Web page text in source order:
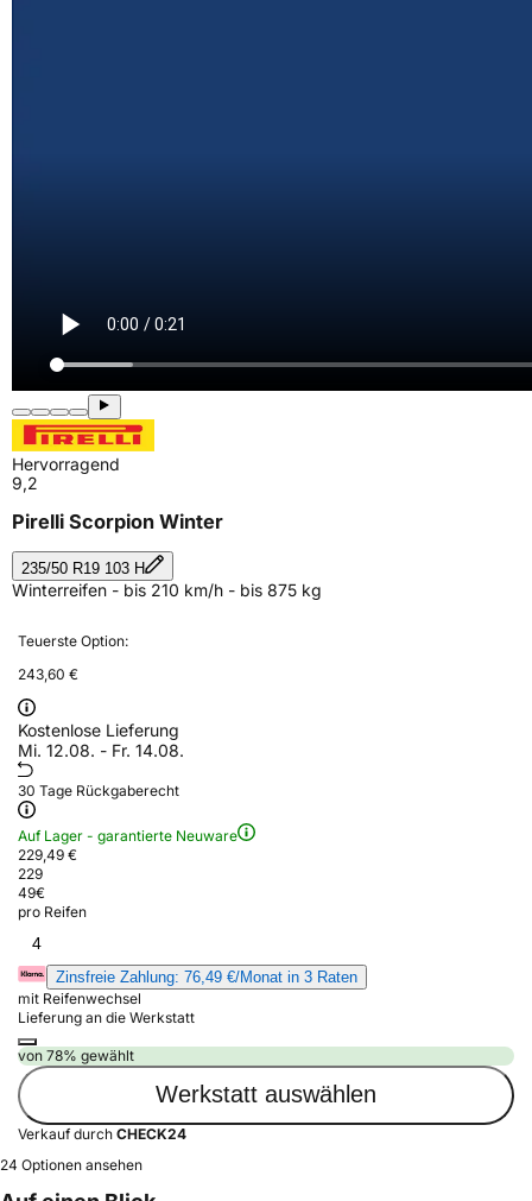
Hervorragend
9,2
Pirelli Scorpion Winter
235/50 R19 103 H
Winterreifen - bis 210 km/h - bis 875 kg
Teuerste Option:
243,60 €
Kostenlose Lieferung
Mi. 12.08. - Fr. 14.08.
30 Tage Rückgaberecht
Auf Lager - garantierte Neuware
229,49 €
229
49€
pro Reifen
4
Zinsfreie Zahlung: 76,49 €/Monat in 3 Raten
mit Reifenwechsel
Lieferung an die Werkstatt
von 78% gewählt
Werkstatt auswählen
Verkauf durch CHECK24
24 Optionen ansehen